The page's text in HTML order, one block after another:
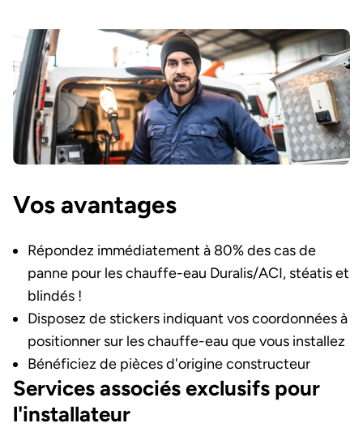
Image et texte
Vos avantages
Répondez immédiatement à 80% des cas de
panne pour les chauffe-eau Duralis/ACI, stéatis et
blindés !
Disposez de stickers indiquant vos coordonnées à
positionner sur les chauffe-eau que vous installez
Bénéficiez de pièces d'origine constructeur
Services associés exclusifs pour
l'installateur